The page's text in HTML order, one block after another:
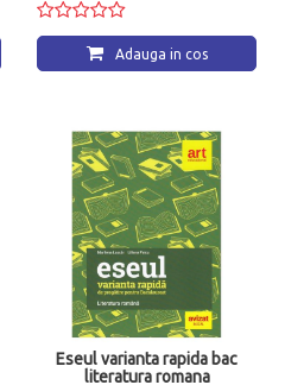
Adauga in cos
Eseul varianta rapida bac
literatura romana